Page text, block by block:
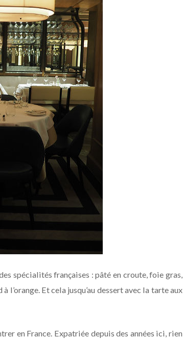
spécialités françaises : pâté en croute, foie gras,
Et cela jusqu’au dessert avec la tarte aux
en France. Expatriée depuis des années ici, rien